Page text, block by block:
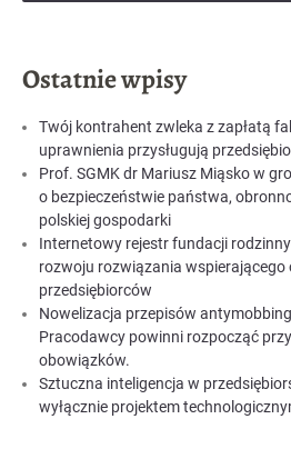
Ostatnie wpisy
Twój kontrahent zwleka z zapłatą
uprawnienia przysługują
Prof. SGMK dr Mariusz Miąsko w
o bezpieczeństwie państwa,
polskiej gospodarki
Internetowy rejestr fundacji
rozwoju rozwiązania wspierającego
przedsiębiorców
Nowelizacja przepisów
Pracodawcy powinni rozpocząć
obowiązków.
Sztuczna inteligencja w
wyłącznie projektem